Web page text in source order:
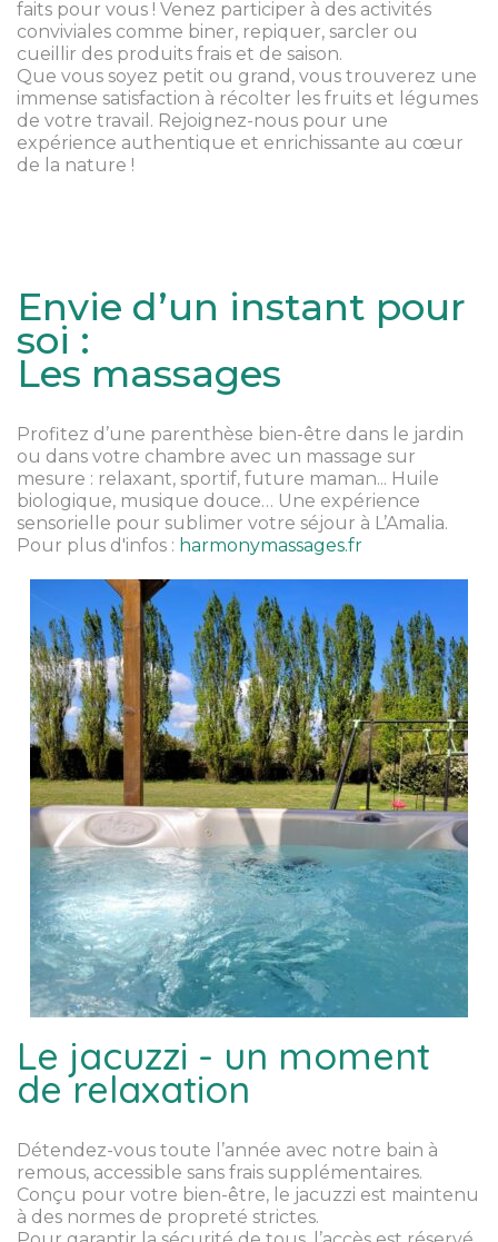
faits pour vous ! Venez participer à des activités
conviviales comme biner, repiquer, sarcler ou
cueillir des produits frais et de saison.
Que vous soyez petit ou grand, vous trouverez une
immense satisfaction à récolter les fruits et légumes
de votre travail. Rejoignez-nous pour une
expérience authentique et enrichissante au cœur
de la nature !
Envie d’un instant pour
soi :
Les massages
Profitez d’une parenthèse bien-être dans le jardin
ou dans votre chambre avec un massage sur
mesure : relaxant, sportif, future maman... Huile
biologique, musique douce… Une expérience
sensorielle pour sublimer votre séjour à L’Amalia.
Pour plus d'infos : harmonymassages.fr
Le jacuzzi - un moment
de relaxation
Détendez-vous toute l’année avec notre bain à
remous, accessible sans frais supplémentaires.
Conçu pour votre bien-être, le jacuzzi est maintenu
à des normes de propreté strictes.